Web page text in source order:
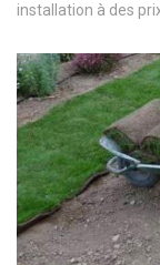
installation à des